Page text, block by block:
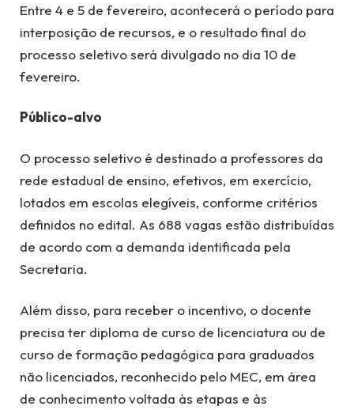
Entre 4 e 5 de fevereiro, acontecerá o período para
interposição de recursos, e o resultado final do
processo seletivo será divulgado no dia 10 de
fevereiro.
Público-alvo
O processo seletivo é destinado a professores da
rede estadual de ensino, efetivos, em exercício,
lotados em escolas elegíveis, conforme critérios
definidos no edital. As 688 vagas estão distribuídas
de acordo com a demanda identificada pela
Secretaria.
Além disso, para receber o incentivo, o docente
precisa ter diploma de curso de licenciatura ou de
curso de formação pedagógica para graduados
não licenciados, reconhecido pelo MEC, em área
de conhecimento voltada às etapas e às